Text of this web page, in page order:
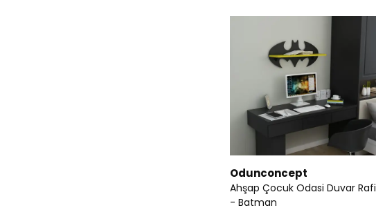
Odunconcept
Ahşap Çocuk Odasi Duvar Rafi
- Batman